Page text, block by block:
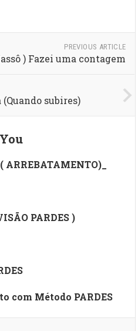
PREVIOUS ARTICLE
) Fazei uma contagem
subires)
ARREBATAMENTO)_
PARDES )
com Método PARDES